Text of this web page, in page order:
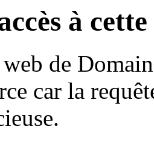
à
de
car la